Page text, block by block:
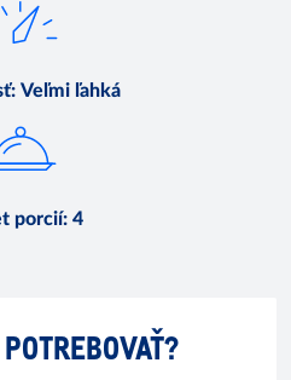
: Veľmi ľahká
porcií: 4